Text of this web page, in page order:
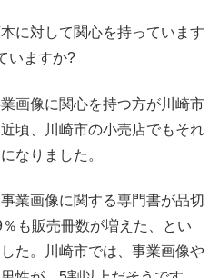
に対して関心を持っています
いますか?
画像に関心を持つ方が川崎市
頃、川崎市の小売店でもそれ
なりました。
業画像に関する専門書が品切
も販売冊数が増えた、とい
た。川崎市では、事業画像や